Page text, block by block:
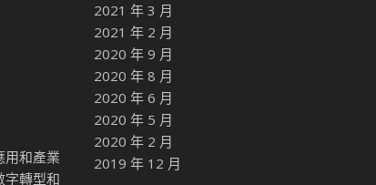
用和產業
字轉型和
2021 年 3 月
2021 年 2 月
2020 年 9 月
2020 年 8 月
2020 年 6 月
2020 年 5 月
2020 年 2 月
2019 年 12 月